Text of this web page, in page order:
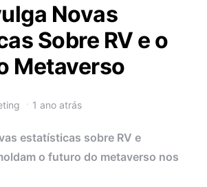
Novas
Sobre RV e o
Metaverso
1 ano atrás
estatísticas sobre RV e
o futuro do metaverso nos